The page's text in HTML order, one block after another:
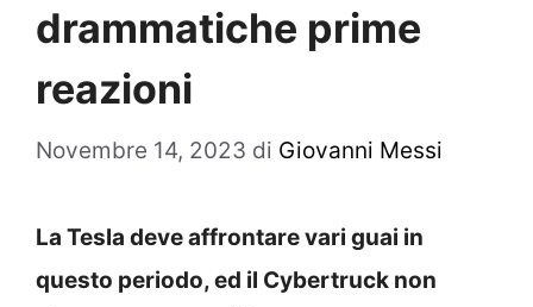
drammatiche prime
reazioni
Novembre 14, 2023 di Giovanni Messi
La Tesla deve affrontare vari guai in
questo periodo, ed il Cybertruck non